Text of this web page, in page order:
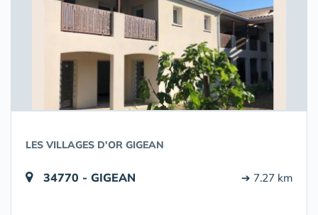
LES VILLAGES D'OR GIGEAN
34770 - GIGEAN ➔ 7.27 km